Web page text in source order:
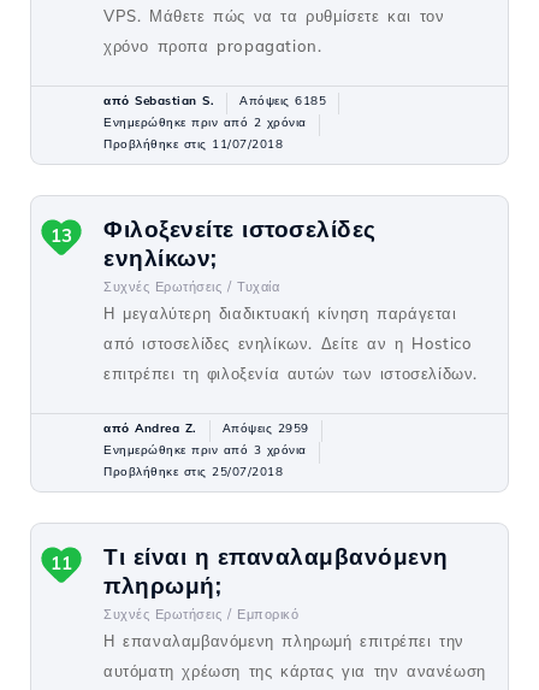
VPS. Μάθετε πώς να τα ρυθμίσετε και τον
χρόνο προπα propagation.
από Sebastian S.
Απόψεις 6185
Ενημερώθηκε πριν από 2 χρόνια
Προβλήθηκε στις 11/07/2018
Φιλοξενείτε ιστοσελίδες
ενηλίκων;
Συχνές Ερωτήσεις / Τυχαία
Η μεγαλύτερη διαδικτυακή κίνηση παράγεται
από ιστοσελίδες ενηλίκων. Δείτε αν η Hostico
επιτρέπει τη φιλοξενία αυτών των ιστοσελίδων.
13
από Andrea Z.
Απόψεις 2959
Ενημερώθηκε πριν από 3 χρόνια
Προβλήθηκε στις 25/07/2018
Τι είναι η επαναλαμβανόμενη
πληρωμή;
Συχνές Ερωτήσεις / Εμπορικό
Η επαναλαμβανόμενη πληρωμή επιτρέπει την
αυτόματη χρέωση της κάρτας για την ανανέωση
11